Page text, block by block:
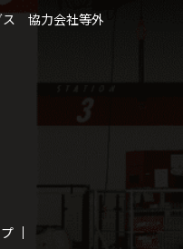
ス 協力会社等外